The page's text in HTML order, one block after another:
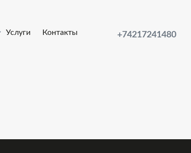
Услуги Контакты +74217241480